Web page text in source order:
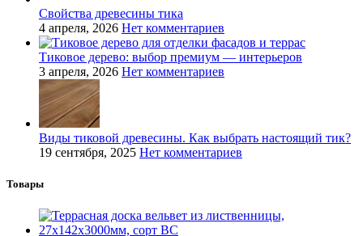
Свойства древесины тика
4 апреля, 2026 Нет комментариев
Тиковое дерево: выбор премиум — интерьеров
3 апреля, 2026 Нет комментариев
Виды тиковой древесины. Как выбрать настоящий тик?
19 сентября, 2025 Нет комментариев
Товары